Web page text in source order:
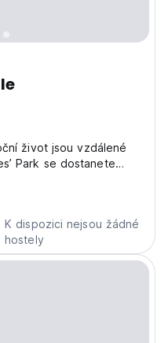
život jsou vzdálené
Park se dostanete
K dispozici nejsou žádné
hostely